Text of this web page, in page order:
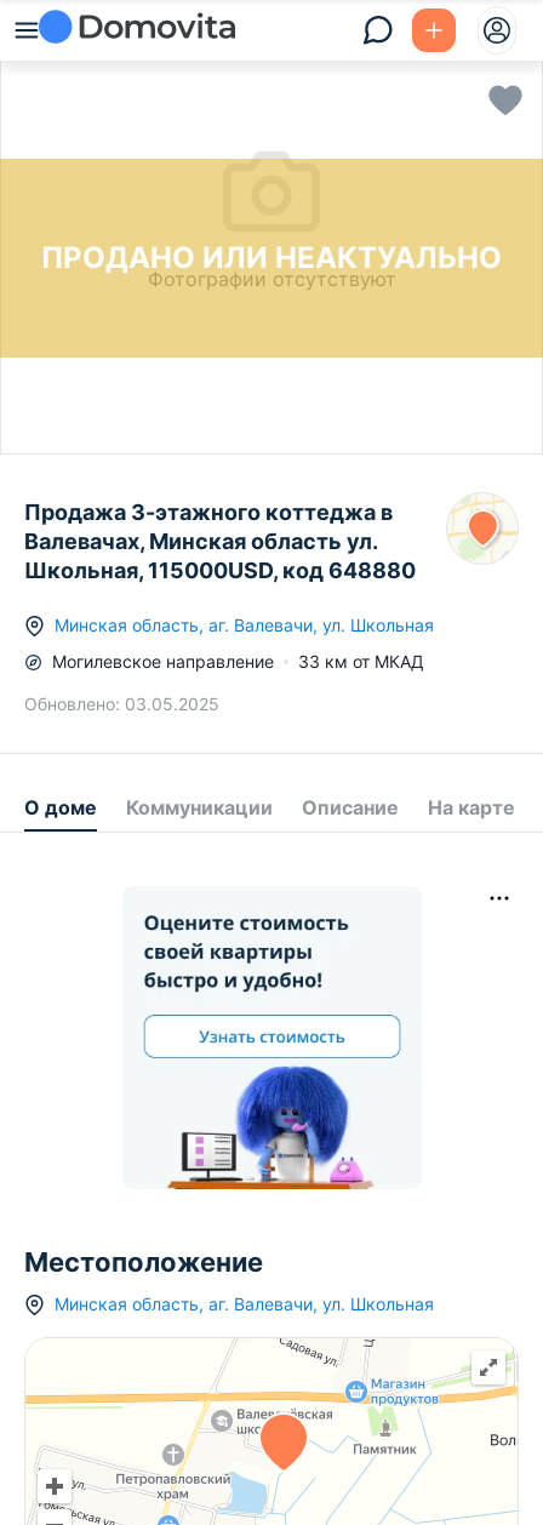
ПРОДАНО ИЛИ НЕАКТУАЛЬНО
Фотографии отсутствуют
Продажа 3-этажного коттеджа в
Валевачах, Минская область ул.
Школьная, 115000USD, код 648880
Минская область, аг. Валевачи, ул. Школьная
Могилевское направление 33 км от МКАД
Обновлено: 03.05.2025
О доме Коммуникации Описание На карте
Местоположение
Минская область, аг. Валевачи, ул. Школьная